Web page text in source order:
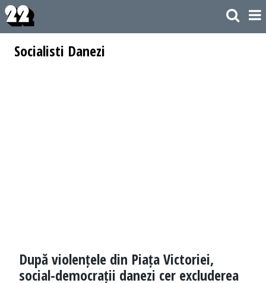
Socialisti Danezi
După violențele din Piața Victoriei,
social-democrații danezi cer excluderea